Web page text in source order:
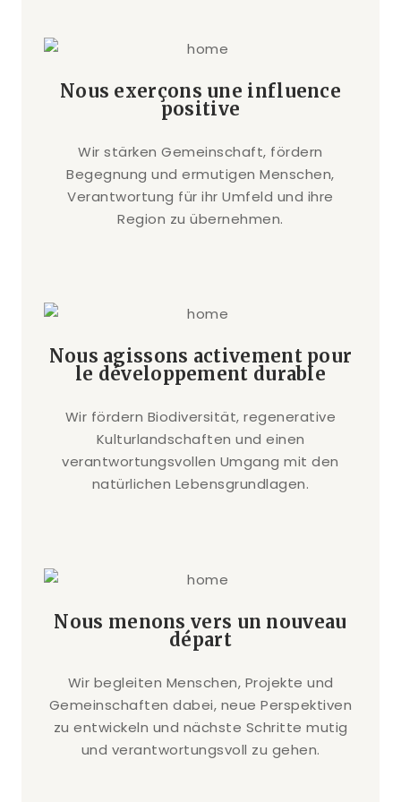
Nous exerçons une influence
positive
Wir stärken Gemeinschaft, fördern
Begegnung und ermutigen Menschen,
Verantwortung für ihr Umfeld und ihre
Region zu übernehmen.
Nous agissons activement pour
le développement durable
Wir fördern Biodiversität, regenerative
Kulturlandschaften und einen
verantwortungsvollen Umgang mit den
natürlichen Lebensgrundlagen.
Nous menons vers un nouveau
départ
Wir begleiten Menschen, Projekte und
Gemeinschaften dabei, neue Perspektiven
zu entwickeln und nächste Schritte mutig
und verantwortungsvoll zu gehen.